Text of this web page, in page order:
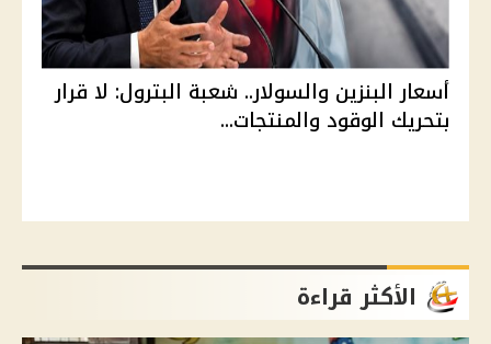
أسعار البنزين والسولار.. شعبة البترول: لا قرار
بتحريك الوقود والمنتجات...
الأكثر قراءة